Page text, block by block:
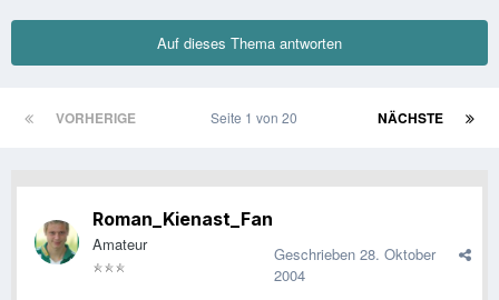
Auf dieses Thema antworten
VORHERIGE NÄCHSTE
Seite 1 von 20
Roman_Kienast_Fan
Amateur Geschrieben 28. Oktober
2004